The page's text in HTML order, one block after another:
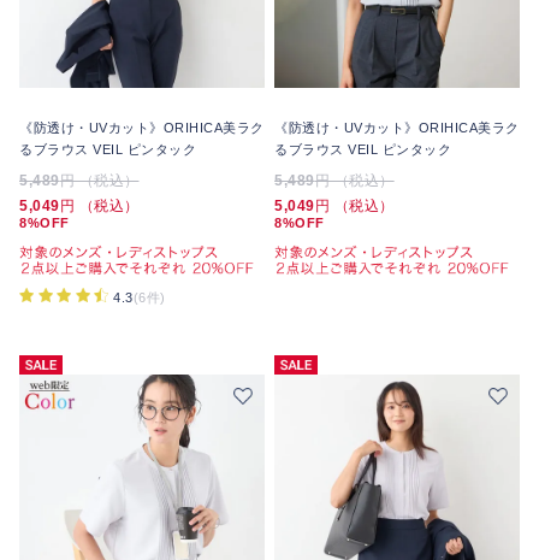
《防透け・UVカット》ORIHICA美ラク
るブラウス VEIL ピンタック
5,489円 （税込）
5,049 円 （税込）
8%OFF
4.3(6件)
《防透け・UVカット》ORIHICA美ラク
るブラウス VEIL ピンタック
5,489円 （税込）
5,049 円 （税込）
8%OFF